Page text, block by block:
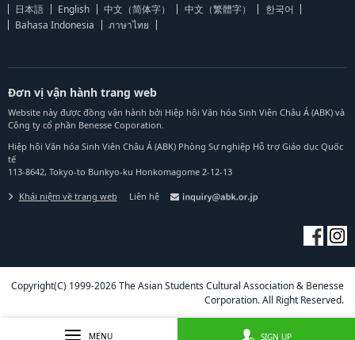
日本語 English 中文（简体字） 中文（繁體字）
한국어
Bahasa Indonesia
ภาษาไทย
Đơn vị vận hành trang web
Website này được đồng vận hành bởi Hiệp hội Văn hóa Sinh Viên Châu Á (ABK) và
Công ty cổ phần Benesse Coporation.
Hiệp hội Văn hóa Sinh Viên Châu Á (ABK) Phòng Sự nghiệp Hỗ trợ Giáo dục Quốc
tế
113-8642, Tokyo-to Bunkyo-ku Honkomagome 2-12-13
Khái niệm về trang web Liên hệ
Copyright(C) 1999-2026 The Asian Students Cultural Association & Benesse
Corporation. All Right Reserved.
MENU SIGN UP